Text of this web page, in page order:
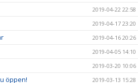
2019-04-22 22:58
2019-04-17 23:20
2019-04-16 20:26
2019-04-05 14:10
2019-03-20 10:06
öppen! 2019-03-13 15:28